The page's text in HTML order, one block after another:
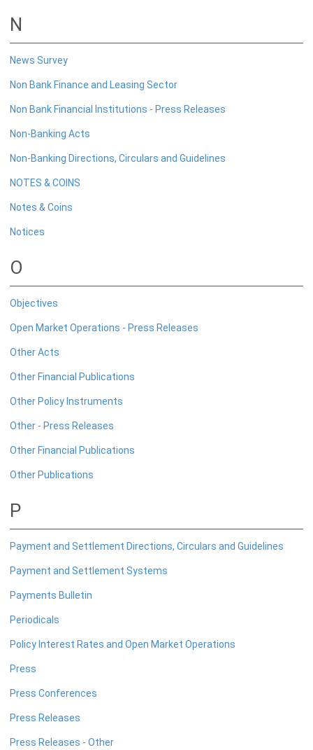
AER சிறப்பு புள்ளிவிபரப் பின்னிணைப்பு
மாதாந்தக் குறிகாட்டிகள்
மாதாந்தச் செய்தித் திரட்டு
வௌிநாட்டுத் துறை செய்தித்திரட்டு
வேளாண்மை தரவுத் திரட்டு
காணி விலைமதிப்பீட்டுக் குறிகாட்டி
வியாபார அளவீடுகள்
கொள்வனவு முகாமையாளர் சுட்டெண்
வியாபாரத் தோற்றப்பாடு அளவீடு
கொடுகடன் வழங்கல் மீதான அளவீடு
தரவுகள்
பொருளாதாரத் தரவு நூலகம்
இலங்கையின் பொருளாதார மற்றும் சமூக புள்ளிவிபரங்கள்
ஊடகம்
பத்திரிகை வெளியீடு
நாணயக் கொள்கை மீளாய்வு
நிதியியல் உறுதித்தன்மை தொடர்பான மீளாய்வு
வெளிநாட்டுத் துறைச் செயலாற்றம்
N
News Survey
Non Bank Finance and Leasing Sector
Non Bank Financial Institutions - Press Releases
Non-Banking Acts
Non-Banking Directions, Circulars and Guidelines
NOTES & COINS
Notes & Coins
Notices
O
Objectives
Open Market Operations - Press Releases
Other Acts
Other Financial Publications
Other Policy Instruments
Other - Press Releases
Other Financial Publications
Other Publications
P
Payment and Settlement Directions, Circulars and Guidelines
Payment and Settlement Systems
Payments Bulletin
Periodicals
Policy Interest Rates and Open Market Operations
Press
Press Conferences
Press Releases
Press Releases - Other